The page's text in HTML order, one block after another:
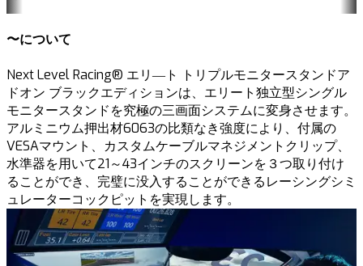
〜について
Next Level Racing® エリ―ト トリプルモニタースタンドア
ドオン ブラックエディションは、エリート独立型シングル
モニタースタンドを究極の三画面システムに変身させます。
アルミニウム押出材6063の比類なき強度により、付属の
VESAマウント、カスタムケーブルマネジメントクリップ、
水準器を用いて21～43インチのスクリーンを３つ取り付け
ることができ、完璧に没入することができるレーシングシミ
ュレーターコックピットを実現します。